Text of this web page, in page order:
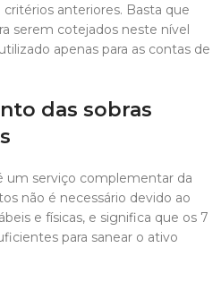
anteriores. Basta que
serem cotejados neste nível
apenas para as contas de
das sobras
um serviço complementar da
não é necessário devido ao
e físicas, e significa que os 7
para sanear o ativo